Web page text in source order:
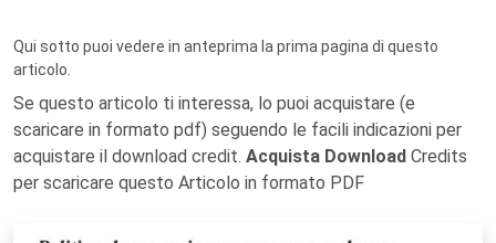
Qui sotto puoi vedere in anteprima la prima pagina di questo
articolo.
Se questo articolo ti interessa, lo puoi acquistare (e
scaricare in formato pdf) seguendo le facili indicazioni per
acquistare il download credit. Acquista Download Credits
per scaricare questo Articolo in formato PDF